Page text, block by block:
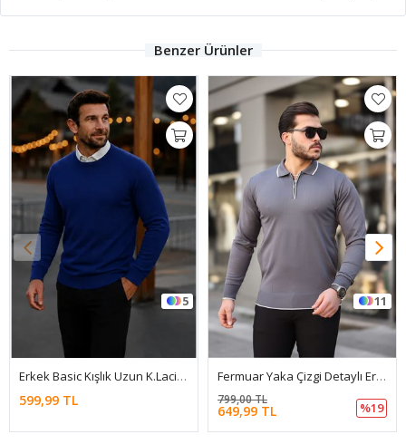
Benzer Ürünler
5
Erkek Basic Kışlık Uzun K.Lacivert Kazak
599,99 TL
11
Fermuar Yaka Çizgi Detaylı Erkek Kazak
649,99 TL
799,00 TL
%19